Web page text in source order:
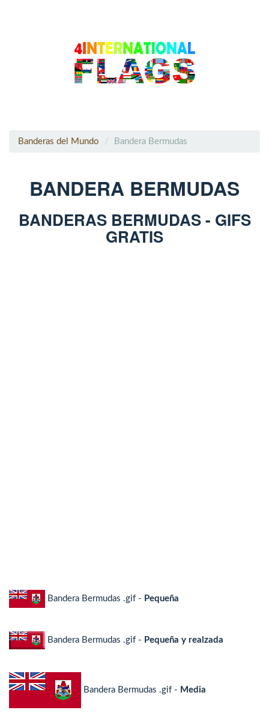
Banderas del Mundo Bandera Bermudas
BANDERA BERMUDAS
BANDERAS BERMUDAS - GIFS
GRATIS
Bandera Bermudas .gif - Pequeña
Bandera Bermudas .gif - Pequeña y realzada
Bandera Bermudas .gif - Media